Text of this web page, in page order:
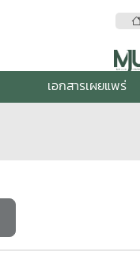
เอกสารเผยแพร่